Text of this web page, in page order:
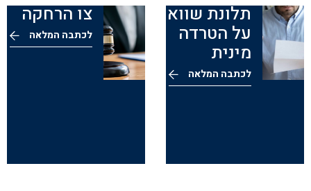
תלונת שווא
על הטרדה
מינית
לכתבה המלאה
צו הרחקה
לכתבה המלאה